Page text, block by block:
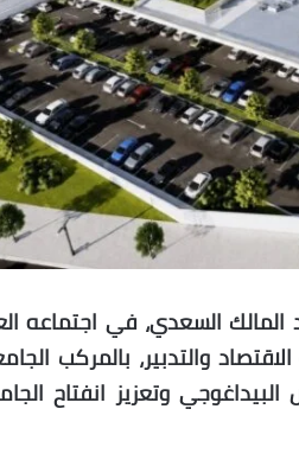
السعدي، في اجتماعه
والتدبير، بالمركب
وتعزيز انفتاح